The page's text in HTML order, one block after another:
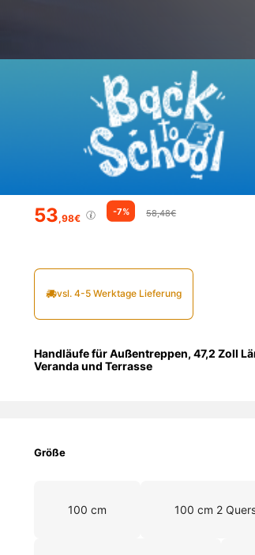
53,98€
-7% 58,48€
vsl. 4-5 Werktage Lieferung
Handläufe für Außentreppen, 47,2 Zoll
Veranda und Terrasse
Größe
100 cm 100 cm 2